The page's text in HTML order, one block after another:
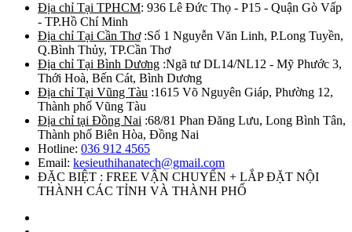
Địa chỉ Tại TPHCM: 936 Lê Đức Thọ - P15 - Quận Gò Vấp
- TP.Hồ Chí Minh
Địa chỉ Tại Cần Thơ:Số 1 Nguyễn Văn Linh, P.Long Tuyền,
Q.Bình Thủy, TP.Cần Thơ
Địa chỉ Tại Bình Dương :Ngã tư DL14/NL12 - Mỹ Phước 3,
Thới Hoà, Bến Cát, Bình Dương
Địa chỉ Tại Vũng Tàu :1615 Võ Nguyên Giáp, Phường 12,
Thành phố Vũng Tàu
Địa chỉ tại Đồng Nai :68/81 Phan Đăng Lưu, Long Bình Tân,
Thành phố Biên Hòa, Đồng Nai
Hotline: 036 912 4565
Email: kesieuthihanatech@gmail.com
ĐẶC BIỆT : FREE VẬN CHUYỂN + LẮP ĐẶT NỘI
THÀNH CÁC TỈNH VÀ THÀNH PHỐ